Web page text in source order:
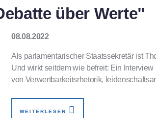
über Werte"
08.08.2022
Als parlamentarischer Staatssekretär ist
Und wirkt seitdem wie befreit: Ein
von Verwertbarkeitsrhetorik,
WEITERLESEN